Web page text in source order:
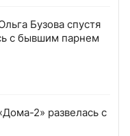
Бузова спустя
с бывшим парнем
2» развелась с